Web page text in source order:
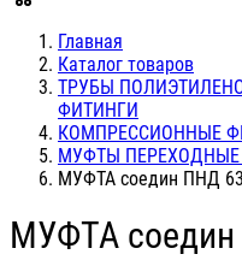
Главная
Каталог товаров
ТРУБЫ
ФИТИНГИ
КОМПРЕССИОННЫЕ
МУФТЫ
МУФТА соедин ПНД 63
МУФТА